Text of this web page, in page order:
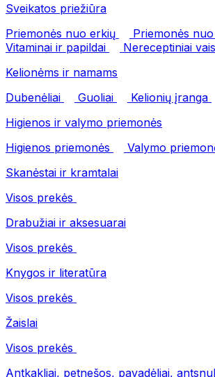
Sveikatos priežiūra
Priemonės nuo erkių
Priemonės
Vitaminai ir papildai
Nereceptiniai
Kelionėms ir namams
Dubenėliai
Guoliai
Kelionių įranga
Higienos ir valymo priemonės
Higienos priemonės
Valymo
Skanėstai ir kramtalai
Visos prekės
Drabužiai ir aksesuarai
Visos prekės
Knygos ir literatūra
Visos prekės
Žaislai
Visos prekės
Antkakliai, petnešos, pavadėliai,